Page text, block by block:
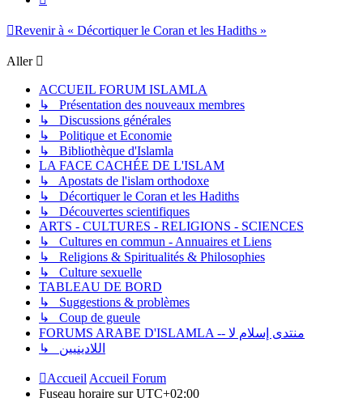
Revenir à « Décortiquer le Coran et les Hadiths »
Aller
ACCUEIL FORUM ISLAMLA
↳ Présentation des nouveaux membres
↳ Discussions générales
↳ Politique et Economie
↳ Bibliothèque d'Islamla
LA FACE CACHÉE DE L'ISLAM
↳ Apostats de l'islam orthodoxe
↳ Décortiquer le Coran et les Hadiths
↳ Découvertes scientifiques
ARTS - CULTURES - RELIGIONS - SCIENCES
↳ Cultures en commun - Annuaires et Liens
↳ Religions & Spiritualités & Philosophies
↳ Culture sexuelle
TABLEAU DE BORD
↳ Suggestions & problèmes
↳ Coup de gueule
FORUMS ARABE D'ISLAMLA -- منتدى إسلام لا
↳ اللادينيين
Accueil Accueil Forum
Fuseau horaire surUTC+02:00